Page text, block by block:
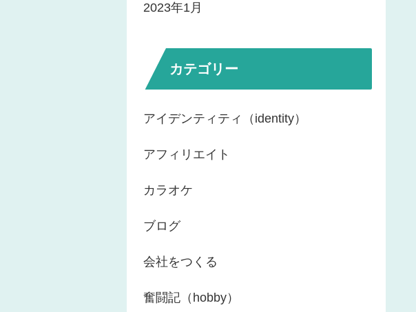
2023年1月
カテゴリー
アイデンティティ（identity）
アフィリエイト
カラオケ
ブログ
会社をつくる
奮闘記（hobby）